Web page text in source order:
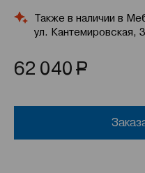
Также в наличии в
ул. Кантемировская,
62 040 Р